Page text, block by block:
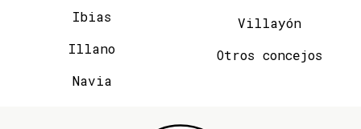
Ibias
Illano
Navia
Villayón
Otros concejos